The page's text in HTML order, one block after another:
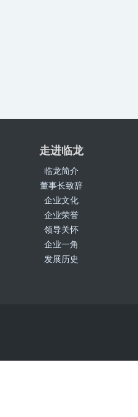
走进临龙
临龙简介
董事长致辞
企业文化
企业荣誉
领导关怀
企业一角
发展历史